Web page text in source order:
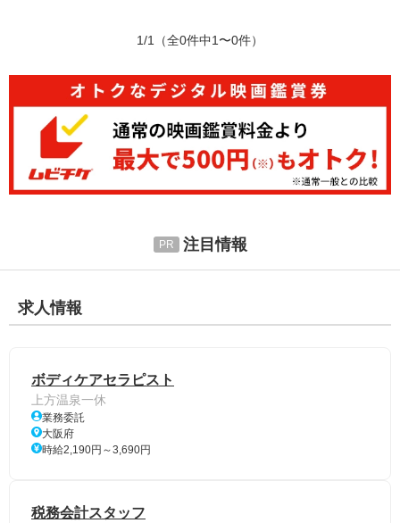
1/1 （全0件中1〜0件）
注目情報
求人情報
ボディケアセラピスト
上方温泉一休
業務委託
大阪府
時給2,190円～3,690円
税務会計スタッフ